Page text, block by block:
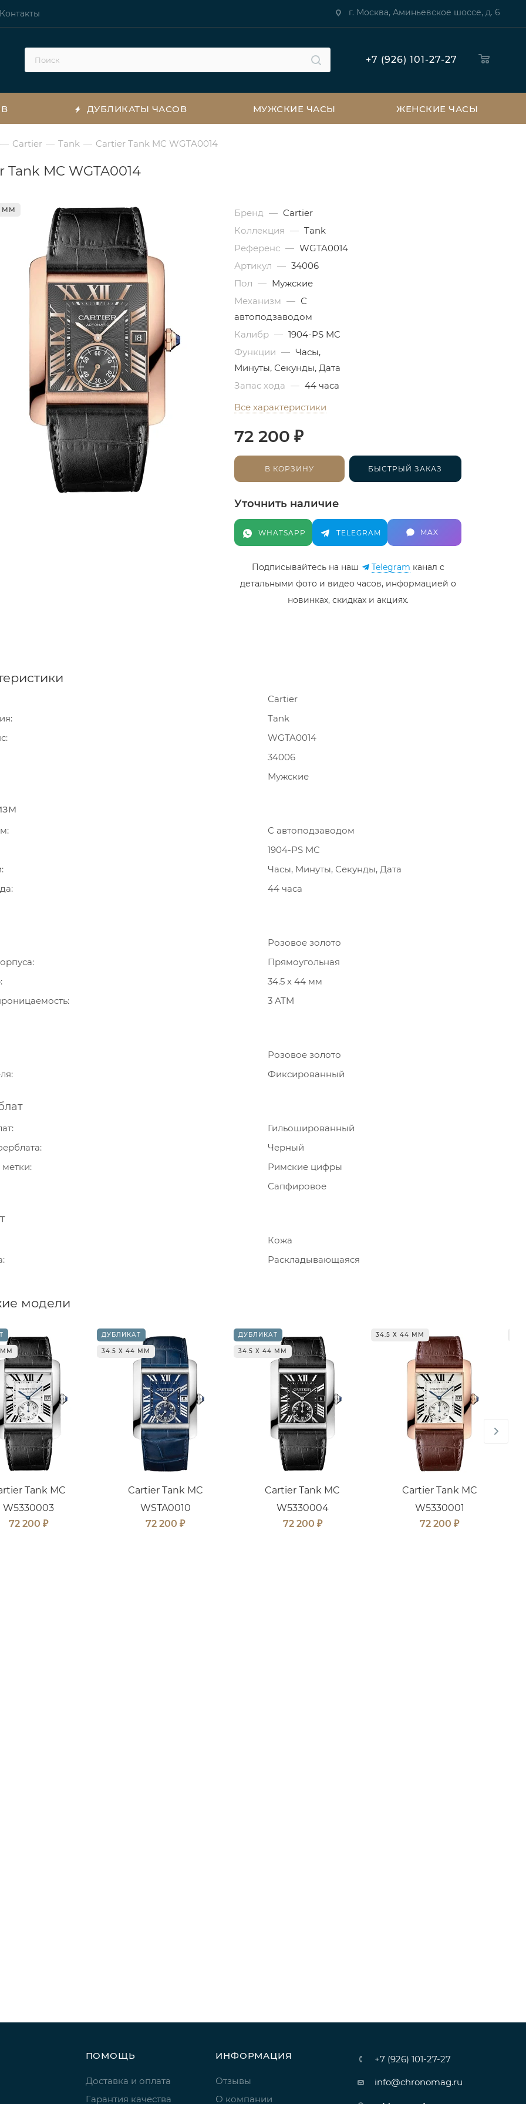
Контакты г. Москва, Аминьевское шоссе, д. 6
+7 (926) 101-27-27
ДУБЛИКАТЫ ЧАСОВ МУЖСКИЕ ЧАСЫ ЖЕНСКИЕ ЧАСЫ
— Cartier — Tank — Cartier Tank MC WGTA0014
Tank MC WGTA0014
ММ Бренд — Cartier
Коллекция — Tank
Референс — WGTA0014
Артикул — 34006
Пол — Мужские
Механизм — С
автоподзаводом
Калибр — 1904-PS MC
Функции — Часы,
Минуты, Секунды, Дата
Запас хода — 44 часа
Все характеристики
72 200 ₽
В КОРЗИНУ БЫСТРЫЙ ЗАКАЗ
Уточнить наличие
WHATSAPP TELEGRAM MAX
Подписывайтесь на наш Telegram канал c
детальными фото и видео часов, информацией о
новинках, скидках и акциях.
Cartier
Tank
WGTA0014
34006
Мужские
С автоподзаводом
1904-PS MC
Часы, Минуты, Секунды, Дата
44 часа
Розовое золото
Прямоугольная
34.5 х 44 мм
3 ATM
Розовое золото
Фиксированный
Гильошированный
Черный
Римские цифры
Сапфировое
Кожа
Раскладывающаяся
модели
ММ
Tank MC
W5330003
72 200 ₽
ДУБЛИКАТ
34.5 Х 44 ММ
Cartier Tank MC
WSTA0010
72 200 ₽
ДУБЛИКАТ
34.5 Х 44 ММ
Cartier Tank MC
W5330004
72 200 ₽
34.5 Х 44 ММ
Cartier Tank MC
W5330001
72 200 ₽
ПОМОЩЬ
Доставка и оплата
Гарантия качества
ИНФОРМАЦИЯ
Отзывы
О компании
+7 (926) 101-27-27
info@chronomag.ru